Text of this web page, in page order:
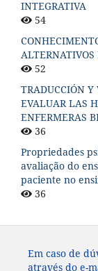
INTEGRATIVA
54
52
TRADUCCIÓN
EVALUAR LAS
ENFERMERAS
36
Propriedades
avaliação do
paciente no
36
Em caso de
através do e-